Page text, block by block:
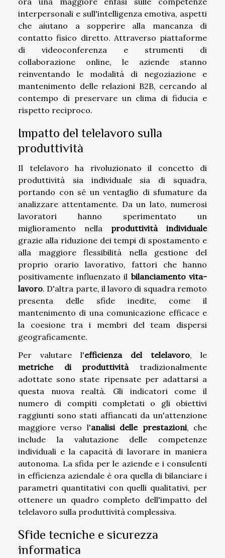
interpersonali e sull'intelligenza emotiva, aspetti
che aiutano a sopperire alla mancanza di
contatto fisico diretto. Attraverso piattaforme
di videoconferenza e strumenti di
collaborazione online, le aziende stanno
reinventando le modalità di negoziazione e
mantenimento delle relazioni B2B, cercando al
contempo di preservare un clima di fiducia e
rispetto reciproco.
Impatto del telelavoro sulla
produttività
Il telelavoro ha rivoluzionato il concetto di
produttività sia individuale sia di squadra,
portando con sé un ventaglio di sfumature da
analizzare attentamente. Da un lato, numerosi
lavoratori hanno sperimentato un
miglioramento nella produttività individuale
grazie alla riduzione dei tempi di spostamento e
alla maggiore flessibilità nella gestione del
proprio orario lavorativo, fattori che hanno
positivamente influenzato il bilanciamento vita-
lavoro. D'altra parte, il lavoro di squadra remoto
presenta delle sfide inedite, come il
mantenimento di una comunicazione efficace e
la coesione tra i membri del team dispersi
geograficamente.
Per valutare l'efficienza del telelavoro, le
metriche di produttivitàtradizionalmente
adottate sono state ripensate per adattarsi a
questa nuova realtà. Gli indicatori come il
numero di compiti completati o gli obiettivi
raggiunti sono stati affiancati da un'attenzione
maggiore verso l'analisi delle prestazioni, che
include la valutazione delle competenze
individuali e la capacità di lavorare in maniera
autonoma. La sfida per le aziende e i consulenti
in efficienza aziendale è ora quella di bilanciare i
parametri quantitativi con quelli qualitativi, per
ottenere un quadro completo dell'impatto del
telelavoro sulla produttività complessiva.
Sfide tecniche e sicurezza
informatica